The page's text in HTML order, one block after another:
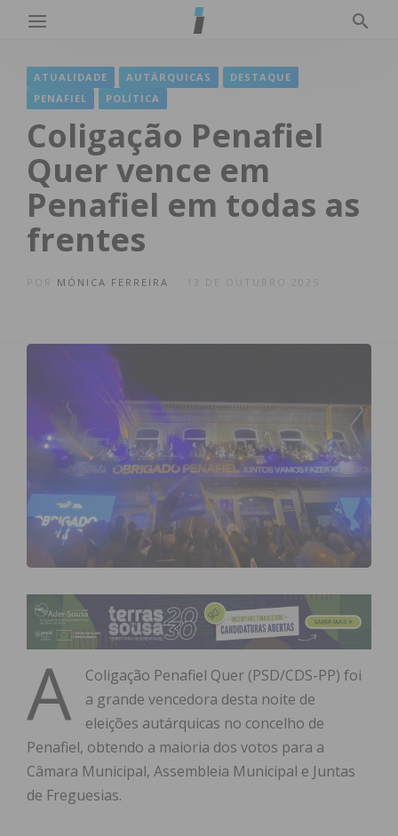
ATUALIDADE AUTÁRQUICAS
DESTAQUE
PENAFIEL
POLÍTICA
Coligação Penafiel
Quer vence em
Penafiel em todas as
frentes
MÓNICA FERREIRA 13 DE OUTUBRO 2025
A
Coligação Penafiel Quer (PSD/CDS-PP) foi
a grande vencedora desta noite de
eleições autárquicas no concelho de
Penafiel, obtendo a maioria dos votos para a
Câmara Municipal, Assembleia Municipal e Juntas
de Freguesias.